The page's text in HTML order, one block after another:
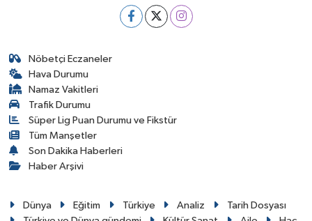
Nöbetçi Eczaneler
Hava Durumu
Namaz Vakitleri
Trafik Durumu
Süper Lig Puan Durumu ve Fikstür
Tüm Manşetler
Son Dakika Haberleri
Haber Arşivi
Dünya Eğitim Türkiye Analiz
Tarih Dosyası